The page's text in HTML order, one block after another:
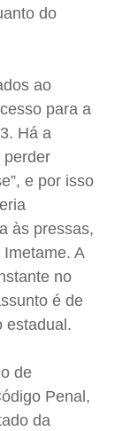
do
ao
para a
Há a
perder
e por isso
às pressas,
A
no
é de
estadual.
de
Penal,
da